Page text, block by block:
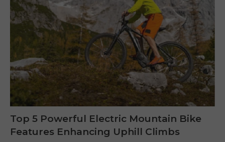
Top 5 Powerful Electric Mountain Bike
Features Enhancing Uphill Climbs